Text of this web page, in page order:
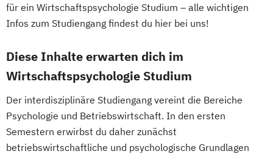
für ein Wirtschaftspsychologie Studium – alle wichtigen
Infos zum Studiengang findest du hier bei uns!
Diese Inhalte erwarten dich im
Wirtschaftspsychologie Studium
Der interdisziplinäre Studiengang vereint die Bereiche
Psychologie und Betriebswirtschaft. In den ersten
Semestern erwirbst du daher zunächst
betriebswirtschaftliche und psychologische Grundlagen